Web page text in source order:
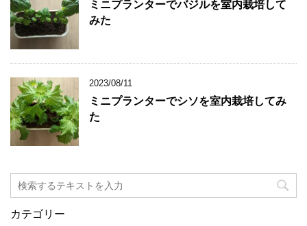
ミニプランターでバジルを室内栽培して
みた
2023/08/11
ミニプランターでシソを室内栽培してみ
た
カテゴリー